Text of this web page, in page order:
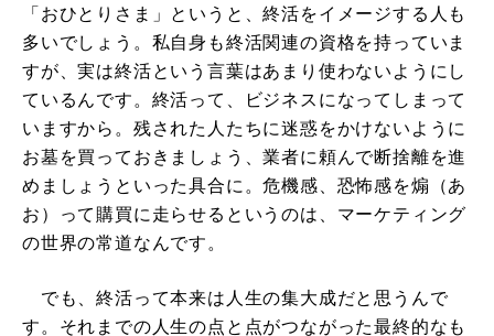
「おひとりさま」というと、終活をイメージする人も
多いでしょう。私自身も終活関連の資格を持っていま
すが、実は終活という言葉はあまり使わないようにし
ているんです。終活って、ビジネスになってしまって
いますから。残された人たちに迷惑をかけないように
お墓を買っておきましょう、業者に頼んで断捨離を進
めましょうといった具合に。危機感、恐怖感を煽（あ
お）って購買に走らせるというのは、マーケティング
の世界の常道なんです。
でも、終活って本来は人生の集大成だと思うんで
す。それまでの人生の点と点がつながった最終的なも